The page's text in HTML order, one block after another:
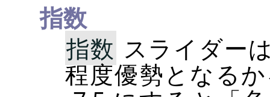
指数
指数 スライダー
程度優勢となる